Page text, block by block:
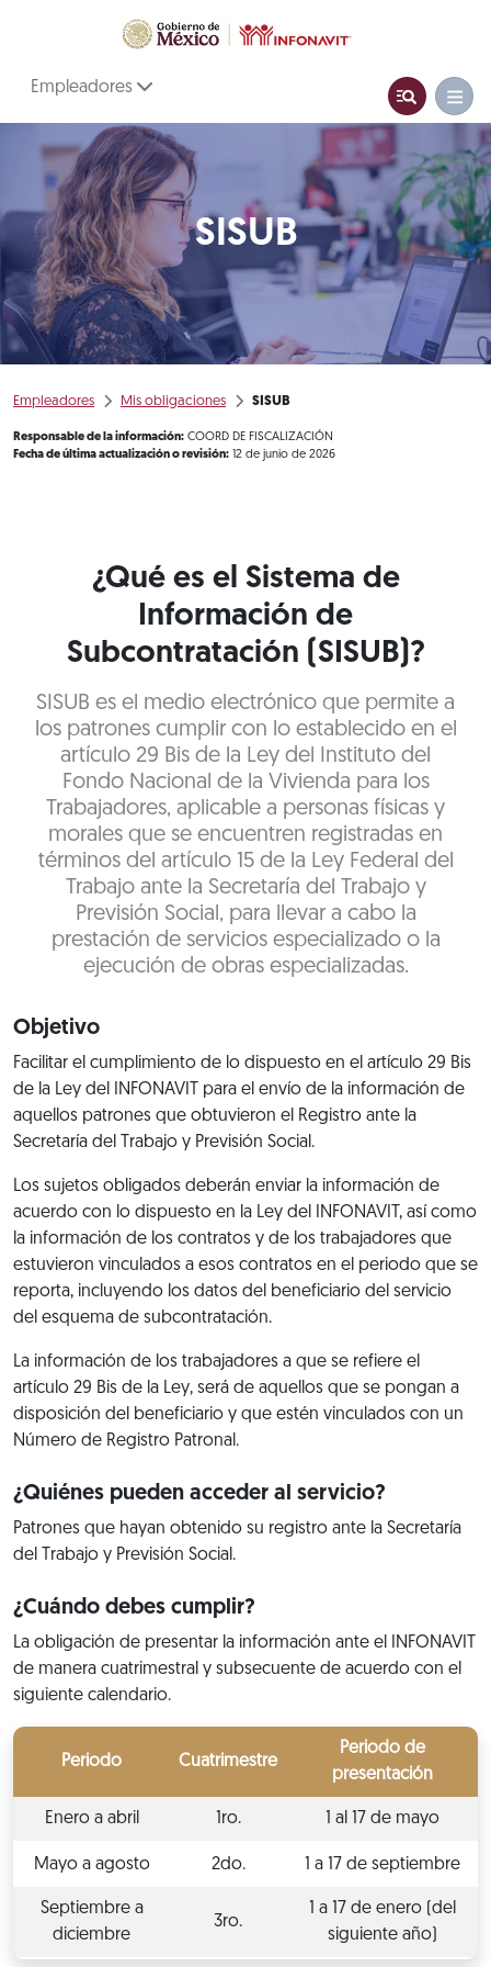
Empleadores
SISUB
Empleadores Mis obligaciones SISUB
Responsable de la información: COORD DE FISCALIZACIÓN
Fecha de última actualización o revisión: 12 de junio de 2026
¿Qué es el Sistema de
Información de
Subcontratación (SISUB)?
SISUB es el medio electrónico que permite a
los patrones cumplir con lo establecido en el
artículo 29 Bis de la Ley del Instituto del
Fondo Nacional de la Vivienda para los
Trabajadores, aplicable a personas físicas y
morales que se encuentren registradas en
términos del artículo 15 de la Ley Federal del
Trabajo ante la Secretaría del Trabajo y
Previsión Social, para llevar a cabo la
prestación de servicios especializado o la
ejecución de obras especializadas.
Objetivo
Facilitar el cumplimiento de lo dispuesto en el artículo 29 Bis
de la Ley del INFONAVIT para el envío de la información de
aquellos patrones que obtuvieron el Registro ante la
Secretaría del Trabajo y Previsión Social.
Los sujetos obligados deberán enviar la información de
acuerdo con lo dispuesto en la Ley del INFONAVIT, así como
la información de los contratos y de los trabajadores que
estuvieron vinculados a esos contratos en el periodo que se
reporta, incluyendo los datos del beneficiario del servicio
del esquema de subcontratación.
La información de los trabajadores a que se refiere el
artículo 29 Bis de la Ley, será de aquellos que se pongan a
disposición del beneficiario y que estén vinculados con un
Número de Registro Patronal.
¿Quiénes pueden acceder al servicio?
Patrones que hayan obtenido su registro ante la Secretaría
del Trabajo y Previsión Social.
¿Cuándo debes cumplir?
La obligación de presentar la información ante el INFONAVIT
de manera cuatrimestral y subsecuente de acuerdo con el
siguiente calendario.
Periodo Cuatrimestre
Periodo de
presentación
Enero a abril 1ro. 1 al 17 de mayo
Mayo a agosto 2do. 1 a 17 de septiembre
Septiembre a
diciembre
3ro.
1 a 17 de enero (del
siguiente año)